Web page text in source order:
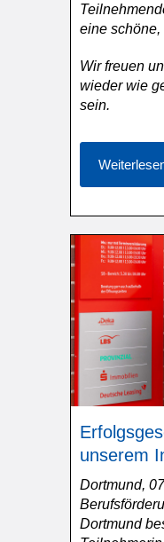
eine
Wir freuen
wieder wie
sein.
unserem
Dortmund,
Dortmund